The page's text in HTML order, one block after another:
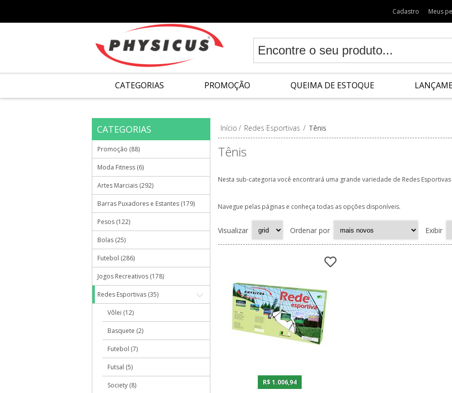
Cadastro Meus
CATEGORIAS PROMOÇÃO QUEIMA DE ESTOQUE
Início / Redes Esportivas / Tênis
Tênis
Nesta sub-categoria você encontrará uma grande variedade de Redes
Navegue pelas páginas e conheça todas as opções disponíveis.
Visualizar Ordenar por Exibir
R$ 1.006,94
CATEGORIAS
Promoção (88)
Moda Fitness (6)
Artes Marciais (292)
Barras Puxadores e Estantes (179)
Pesos (122)
Bolas (25)
Futebol (286)
Jogos Recreativos (178)
Redes Esportivas (35)
Vôlei (12)
Basquete (2)
Futebol (7)
Futsal (5)
Society (8)